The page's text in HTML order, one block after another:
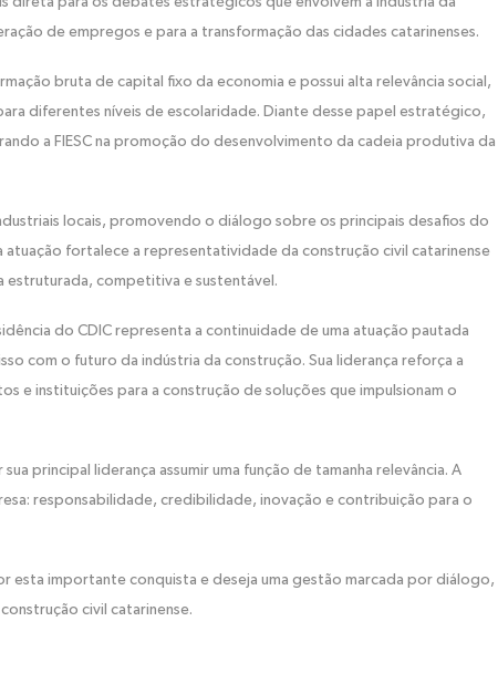
de empregos e para a transformação das cidades catarinenses.
bruta de capital fixo da economia e possui alta relevância social,
diferentes níveis de escolaridade. Diante desse papel estratégico,
a FIESC na promoção do desenvolvimento da cadeia produtiva da
locais, promovendo o diálogo sobre os principais desafios do
fortalece a representatividade da construção civil catarinense
competitiva e sustentável.
do CDIC representa a continuidade de uma atuação pautada
com o futuro da indústria da construção. Sua liderança reforça a
e instituições para a construção de soluções que impulsionam o
principal liderança assumir uma função de tamanha relevância. A
responsabilidade, credibilidade, inovação e contribuição para o
esta importante conquista e deseja uma gestão marcada por diálogo,
civil catarinense.